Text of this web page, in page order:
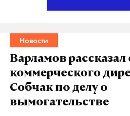
работает там, где
А еще мы есть в
Макс
Новости
Варламов
коммерческого
Собчак по делу о
вымогательстве